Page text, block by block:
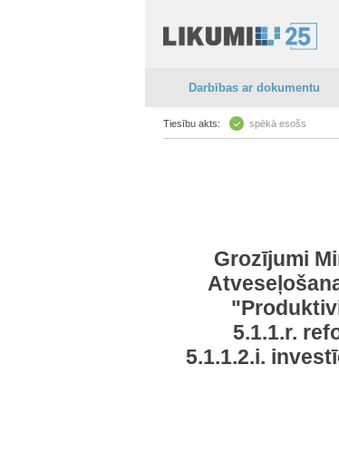
Darbības ar dokumentu
Tiesību akts: spēkā esošs
Grozījumi
5.1.1.r.
5.1.1.2.i.